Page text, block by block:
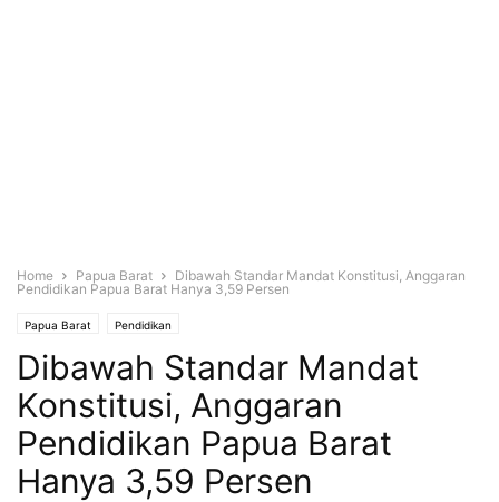
Home Papua Barat
Dibawah Standar Mandat Konstitusi, Anggaran
Pendidikan Papua Barat Hanya 3,59 Persen
Papua Barat Pendidikan
Dibawah Standar Mandat
Konstitusi, Anggaran
Pendidikan Papua Barat
Hanya 3,59 Persen